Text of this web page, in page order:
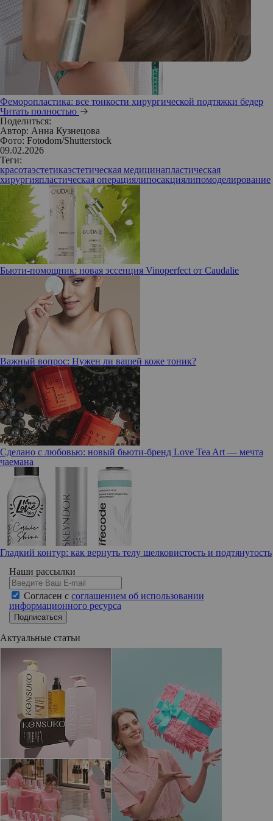
Феморопластика: все тонкости хирургической подтяжки бедер
Читать полностью
Поделиться:
Автор: Анна Кузнецова
Фото: Fotodom/Shutterstock
09.02.2026
Теги:
красотаэстетикаэстетическая медицинапластическая
хирургияпластическая операциялипосакциялипомоделирование
Бьюти-помощник: новая эссенция Vinoperfect от Caudalie
Важный вопрос: Нужен ли вашей коже тоник?
Сделано с любовью: новый бьюти-бренд Love Tea Art — мечта
чаемана
Гладкий контур: как вернуть телу шелковистость и подтянутость
Наши рассылки
Согласен с соглашением об использовании
информационного ресурса
Подписаться
Актуальные статьи